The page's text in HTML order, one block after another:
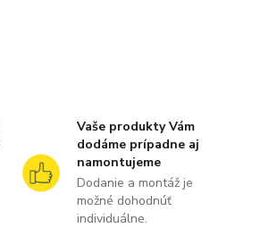
Vaše produkty Vám
dodáme prípadne aj
namontujeme
Dodanie a montáž je
možné dohodnúť
individuálne.